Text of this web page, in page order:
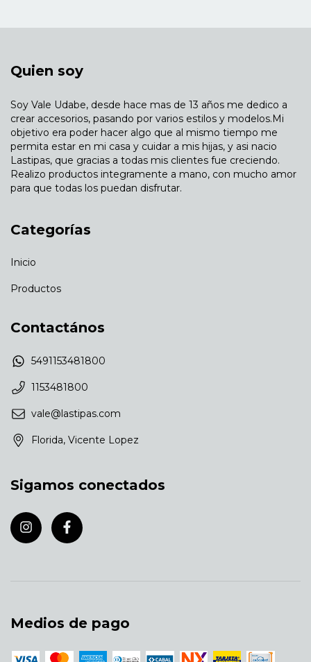
Quien soy
Soy Vale Udabe, desde hace mas de 13 años me dedico a
crear accesorios, pasando por varios estilos y modelos.Mi
objetivo era poder hacer algo que al mismo tiempo me
permita estar en mi casa y cuidar a mis hijas, y asi nacio
Lastipas, que gracias a todas mis clientes fue creciendo.
Realizo productos integramente a mano, con mucho amor
para que todas los puedan disfrutar.
Categorías
Inicio
Productos
Contactános
5491153481800
1153481800
vale@lastipas.com
Florida, Vicente Lopez
Sigamos conectados
Medios de pago